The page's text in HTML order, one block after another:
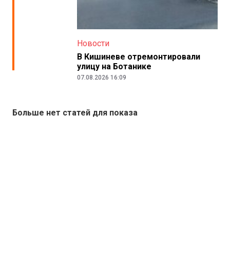
Новости
В Кишиневе отремонтировали
улицу на Ботанике
07.08.2026 16:09
Больше нет статей для показа